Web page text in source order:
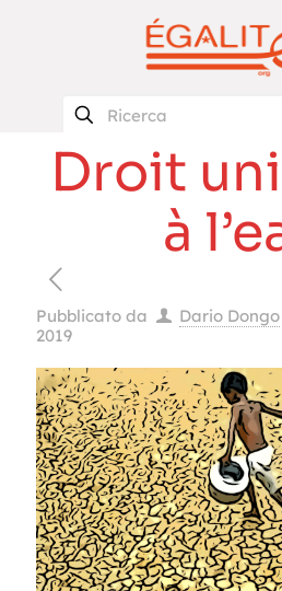
Droit
à
Pubblicato da Dario Dongo
2019